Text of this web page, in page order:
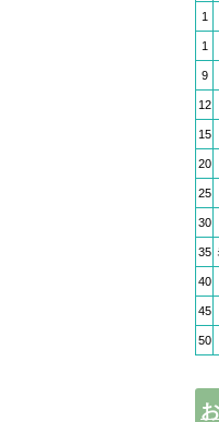
1
1
9
12
15
20
25
30
35
40
45
50